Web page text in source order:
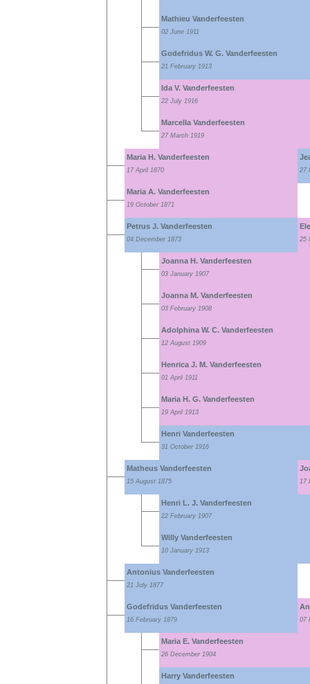
Mathieu Vanderfeesten
02 June 1911
Godefridus W. G. Vanderfeesten
21 February 1913
Ida V. Vanderfeesten
22 July 1916
Marcella Vanderfeesten
27 March 1919
Maria H. Vanderfeesten
17 April 1870 27
Maria A. Vanderfeesten
19 October 1871
Petrus J. Vanderfeesten
04 December 1873 25
Joanna H. Vanderfeesten
03 January 1907
Joanna M. Vanderfeesten
03 February 1908
Adolphina W. C. Vanderfeesten
12 August 1909
Henrica J. M. Vanderfeesten
01 April 1911
Maria H. G. Vanderfeesten
19 April 1913
Henri Vanderfeesten
31 October 1916
Matheus Vanderfeesten
15 August 1875 17
Henri L. J. Vanderfeesten
22 February 1907
Willy Vanderfeesten
10 January 1913
Antonius Vanderfeesten
21 July 1877
Godefridus Vanderfeesten
16 February 1879 07
Maria E. Vanderfeesten
26 December 1904
Harry Vanderfeesten